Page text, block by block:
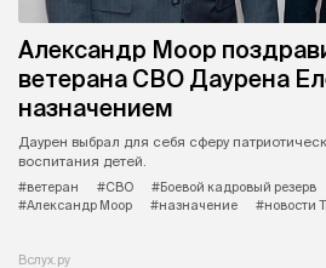
Александр Моор
ветерана СВО Даурена
назначением
Даурен выбрал для себя сферу
воспитания детей.
#ветеран
#СВО #Боевой кадровый резерв
#Александр Моор
#назначение #новости
Вслух.ру